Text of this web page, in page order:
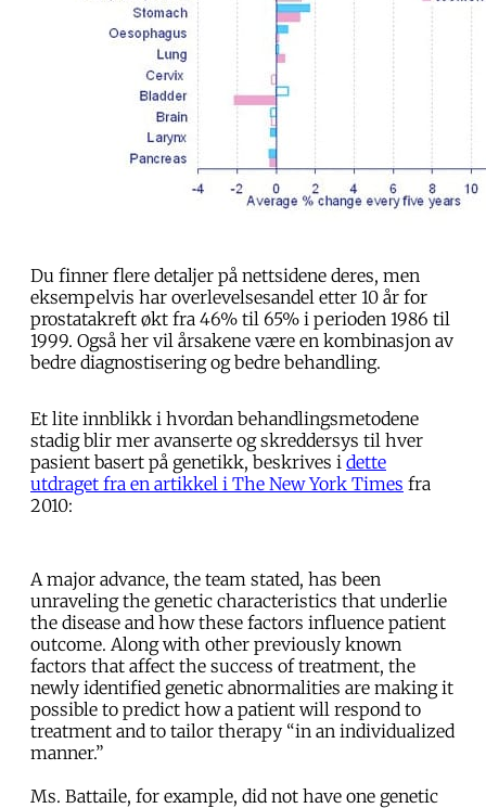
Du finner flere detaljer på nettsidene deres, men
eksempelvis har overlevelsesandel etter 10 år for
prostatakreft økt fra 46% til 65% i perioden 1986 til
1999. Også her vil årsakene være en kombinasjon av
bedre diagnostisering og bedre behandling.
Et lite innblikk i hvordan behandlingsmetodene
stadig blir mer avanserte og skreddersys til hver
pasient basert på genetikk, beskrives i dette
utdraget fra en artikkel i The New York Times fra
2010:
A major advance, the team stated, has been
unraveling the genetic characteristics that underlie
the disease and how these factors influence patient
outcome. Along with other previously known
factors that affect the success of treatment, the
newly identified genetic abnormalities are making it
possible to predict how a patient will respond to
treatment and to tailor therapy “in an individualized
manner.”
Ms. Battaile, for example, did not have one genetic